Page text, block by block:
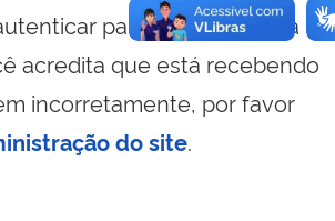
para visualizar essa
acredita que está recebendo
incorretamente, por favor
do site.